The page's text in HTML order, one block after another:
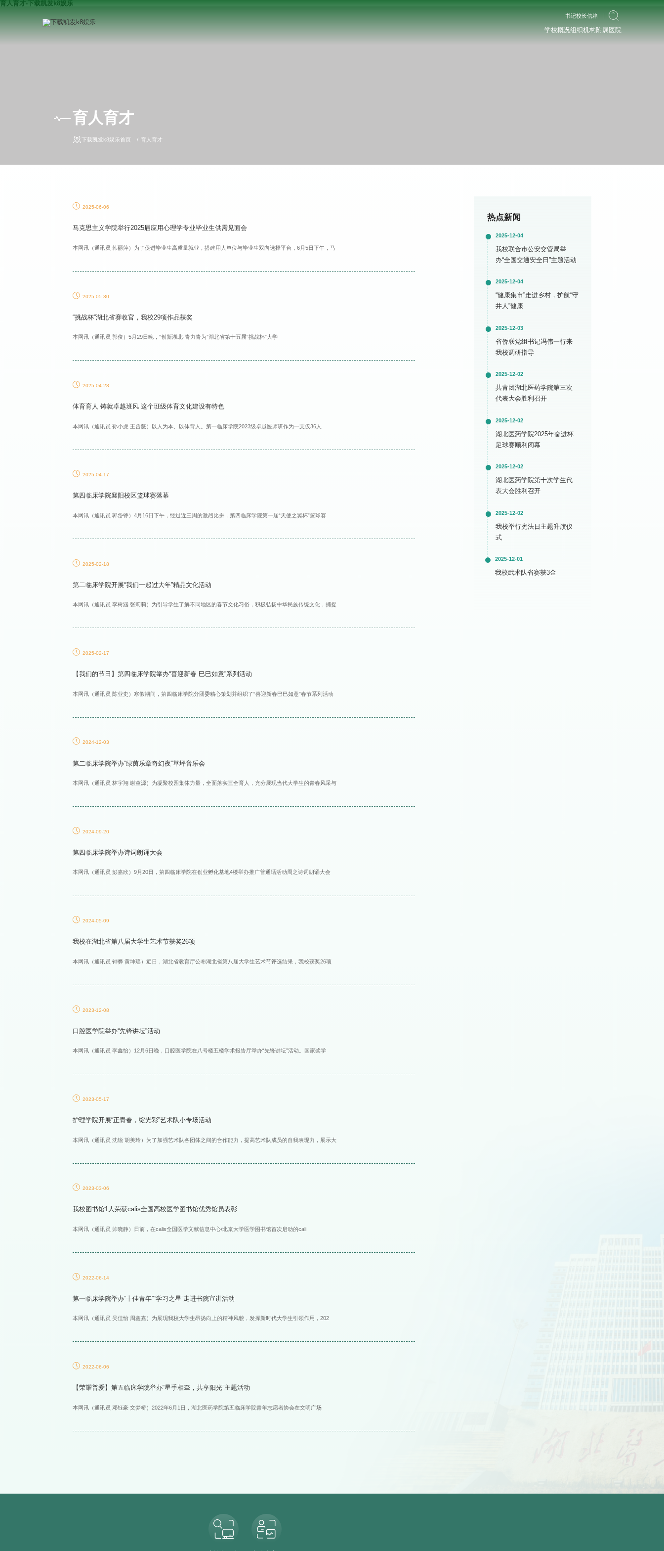
育人育才-下载凯发k8娱乐
书记校长信箱
学校概况组织机构附属医院
育人育才
下载凯发k8娱乐首页 育人育才
2025-06-06
马克思主义学院举行2025届应用心理学专业毕业生供需见面会
本网讯（通讯员 韩丽萍）为了促进毕业生高质量就业，搭建用人单位与毕业生双向选择平台，6月5日下午，马
2025-05-30
“挑战杯”湖北省赛收官，我校29项作品获奖
本网讯（通讯员 郭俊）5月29日晚，“创新湖北·青力青为”湖北省第十五届“挑战杯”大学
2025-04-28
体育育人 铸就卓越班风 这个班级体育文化建设有特色
本网讯（通讯员 孙小虎 王曾薇）以人为本、以体育人。第一临床学院2023级卓越医师班作为一支仅36人
2025-04-17
第四临床学院襄阳校区篮球赛落幕
本网讯（通讯员 郭岱铮）4月16日下午，经过近三周的激烈比拼，第四临床学院第一届“天使之翼杯”篮球赛
2025-02-18
第二临床学院开展“我们一起过大年”精品文化活动
本网讯（通讯员 李树涵 张莉莉）为引导学生了解不同地区的春节文化习俗，积极弘扬中华民族传统文化，捕捉
2025-02-17
【我们的节日】第四临床学院举办“喜迎新春 巳巳如意”系列活动
本网讯（通讯员 陈业史）寒假期间，第四临床学院分团委精心策划并组织了“喜迎新春巳巳如意”春节系列活动
2024-12-03
第二临床学院举办“绿茵乐章奇幻夜”草坪音乐会
本网讯（通讯员 林宇翔 谢堇源）为凝聚校园集体力量，全面落实三全育人，充分展现当代大学生的青春风采与
2024-09-20
第四临床学院举办诗词朗诵大会
本网讯（通讯员 彭嘉欣）9月20日，第四临床学院在创业孵化基地4楼举办推广普通话活动周之诗词朗诵大会
2024-05-09
我校在湖北省第八届大学生艺术节获奖26项
本网讯（通讯员 钟骅 黄坤瑶）近日，湖北省教育厅公布湖北省第八届大学生艺术节评选结果，我校获奖26项
2023-12-08
口腔医学院举办“先锋讲坛”活动
本网讯（通讯员 李鑫怡）12月6日晚，口腔医学院在八号楼五楼学术报告厅举办“先锋讲坛”活动。国家奖学
2023-05-17
护理学院开展“正青春，绽光彩”艺术队小专场活动
本网讯（通讯员 沈锐 胡美玲）为了加强艺术队各团体之间的合作能力，提高艺术队成员的自我表现力，展示大
2023-03-06
我校图书馆1人荣获calis全国高校医学图书馆优秀馆员表彰
本网讯（通讯员 帅晓静）日前，在calis全国医学文献信息中心/北京大学医学图书馆首次启动的cali
2022-06-14
第一临床学院举办“十佳青年”“学习之星”走进书院宣讲活动
本网讯（通讯员 吴佳怡 周鑫嘉）为展现我校大学生昂扬向上的精神风貌，发挥新时代大学生引领作用，202
2022-06-06
【荣耀普爱】第五临床学院举办“星手相牵，共享阳光”主题活动
本网讯（通讯员 邓钰豪 文梦桥）2022年6月1日，湖北医药学院第五临床学院青年志愿者协会在文明广场
热点新闻
2025-12-04
我校联合市公安交管局举
办“全国交通安全日”主题活动
2025-12-04
“健康集市”走进乡村，护航“守
井人”健康
2025-12-03
省侨联党组书记冯伟一行来
我校调研指导
2025-12-02
共青团湖北医药学院第三次
代表大会胜利召开
2025-12-02
湖北医药学院2025年奋进杯
足球赛顺利闭幕
2025-12-02
湖北医药学院第十次学生代
表大会胜利召开
2025-12-02
我校举行宪法日主题升旗仪
式
2025-12-01
我校武术队省赛获3金